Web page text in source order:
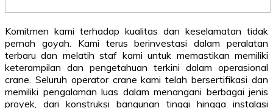
Komitmen kami terhadap kualitas dan keselamatan tidak
pernah goyah. Kami terus berinvestasi dalam peralatan
terbaru dan melatih staf kami untuk memastikan memiliki
keterampilan dan pengetahuan terkini dalam operasional
crane. Seluruh operator crane kami telah bersertifikasi dan
memiliki pengalaman luas dalam menangani berbagai jenis
proyek, dari konstruksi bangunan tinggi hingga instalasi